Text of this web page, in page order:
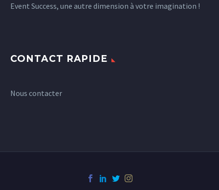
Event Success, une autre dimension à votre imagination !
CONTACT RAPIDE
Nous contacter